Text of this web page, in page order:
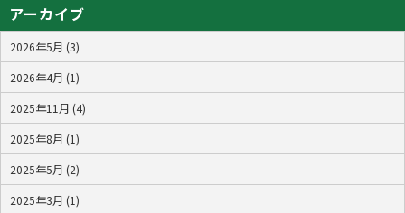
アーカイブ
2026年5月 (3)
2026年4月 (1)
2025年11月 (4)
2025年8月 (1)
2025年5月 (2)
2025年3月 (1)